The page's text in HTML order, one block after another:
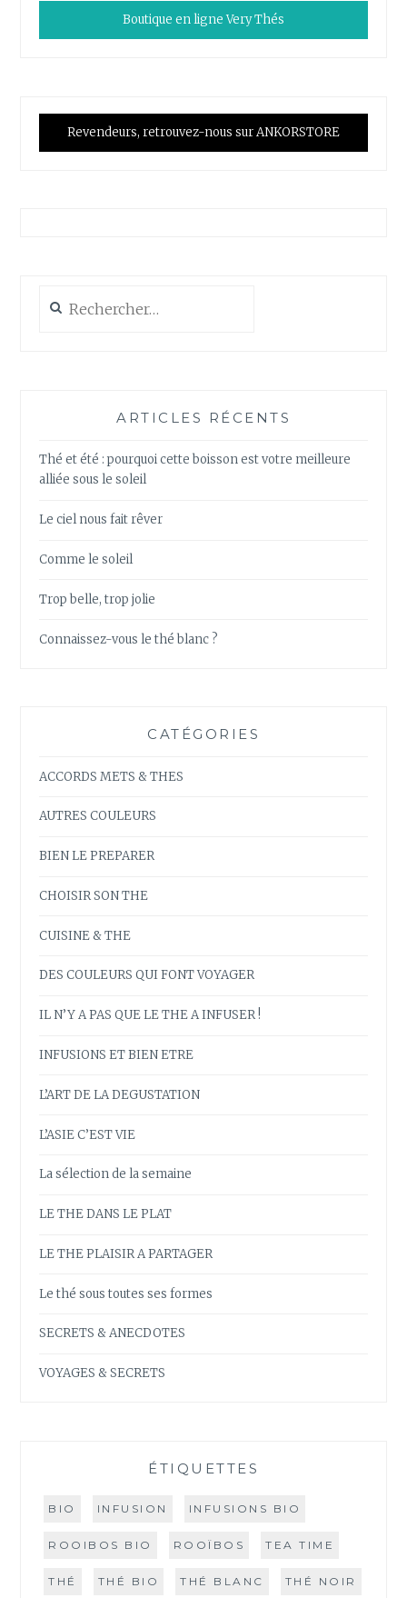
Boutique en ligne Very Thés
Revendeurs, retrouvez-nous sur ANKORSTORE
ARTICLES RÉCENTS
Thé et été : pourquoi cette boisson est votre meilleure
alliée sous le soleil
Le ciel nous fait rêver
Comme le soleil
Trop belle, trop jolie
Connaissez-vous le thé blanc ?
CATÉGORIES
ACCORDS METS & THES
AUTRES COULEURS
BIEN LE PREPARER
CHOISIR SON THE
CUISINE & THE
DES COULEURS QUI FONT VOYAGER
IL N’Y A PAS QUE LE THE A INFUSER !
INFUSIONS ET BIEN ETRE
L’ART DE LA DEGUSTATION
L’ASIE C’EST VIE
La sélection de la semaine
LE THE DANS LE PLAT
LE THE PLAISIR A PARTAGER
Le thé sous toutes ses formes
SECRETS & ANECDOTES
VOYAGES & SECRETS
ÉTIQUETTES
BIO INFUSION INFUSIONS BIO
ROOIBOS BIO ROOÏBOS TEA TIME
THÉ THÉ BIO THÉ BLANC THÉ NOIR